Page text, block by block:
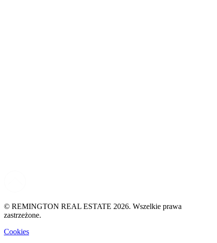
© REMINGTON REAL ESTATE 2026. Wszelkie prawa
zastrzeżone.
Cookies